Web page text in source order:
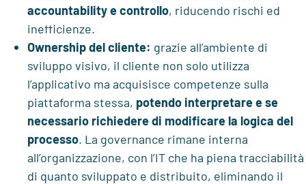
accountability e controllo, riducendo rischi ed
inefficienze.
Ownership del cliente: grazie all’ambiente di
sviluppo visivo, il cliente non solo utilizza
l’applicativo ma acquisisce competenze sulla
piattaforma stessa, potendo interpretare e se
necessario richiedere di modificare la logica del
processo. La governance rimane interna
all’organizzazione, con l’IT che ha piena tracciabilità
di quanto sviluppato e distribuito, eliminando il